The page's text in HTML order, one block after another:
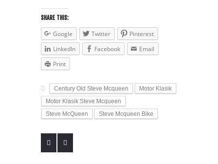
SHARE THIS:
Google Twitter
Pinterest
LinkedIn
Facebook
Email
Print
Century Old Steve Mcqueen
Motor Klasik
Motor Klasik Steve Mcqueen
Steve McQueen
Steve Mcqueen Bike